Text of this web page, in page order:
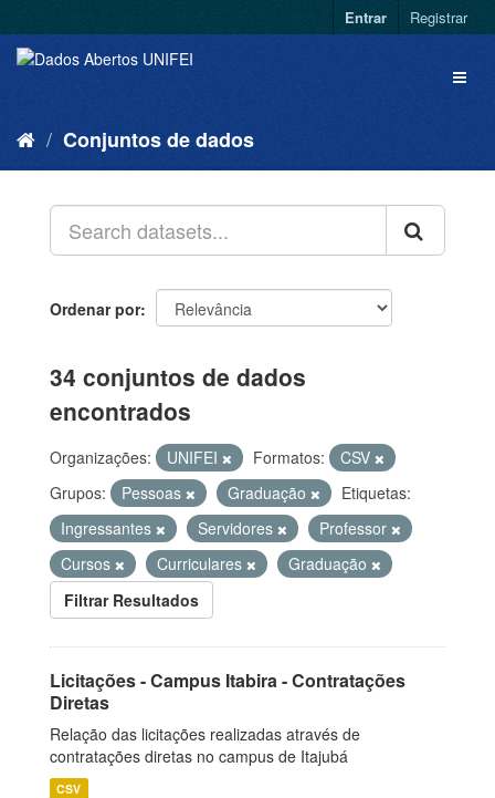
Entrar Registrar
Conjuntos de dados
Ordenar por
34 conjuntos de dados
encontrados
Organizações: UNIFEI Formatos:
CSV
Grupos:
Pessoas Graduação
Etiquetas:
Ingressantes
Servidores
Professor
Cursos
Curriculares
Graduação
Filtrar Resultados
Licitações - Campus Itabira - Contratações
Diretas
Relação das licitações realizadas através de
contratações diretas no campus de Itajubá
CSV